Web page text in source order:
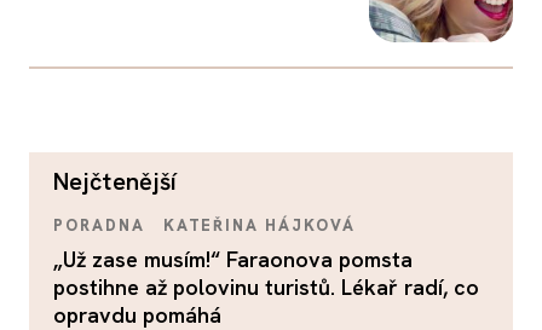
nejčtenější
PORADNA KATEŘINA HÁJKOVÁ
„Už zase musím!“ Faraonova pomsta
postihne až polovinu turistů. Lékař radí, co
opravdu pomáhá